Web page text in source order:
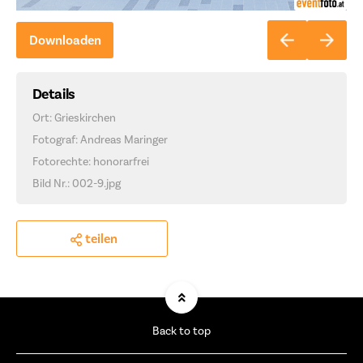
Downloaden
Details
Ort: Grieskirchen
Fotograf: Andreas Maringer
Fotorechte: honorarfrei
Bild Nr.: 002-9.jpg
teilen
Back to top